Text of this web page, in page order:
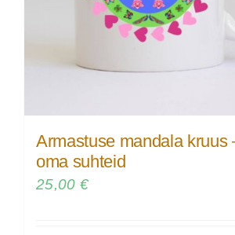
Armastuse mandala kruus
oma suhteid
25,00 €